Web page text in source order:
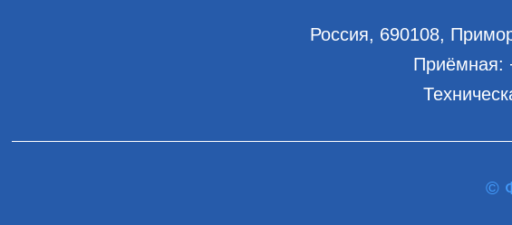
Россия, 690108,
Приёмная:
©